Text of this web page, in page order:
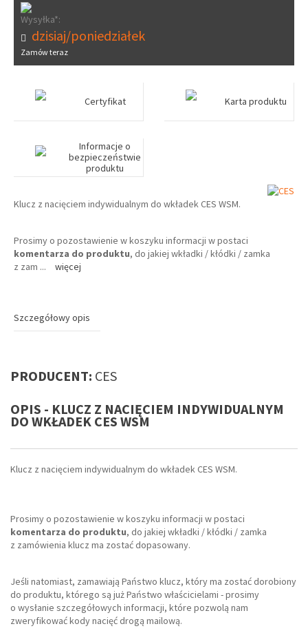
Wysyłka*:
dzisiaj/poniedziałek
Zamów teraz
Certyfikat Karta produktu
Informacje o
bezpieczeństwie
produktu
Klucz z nacięciem indywidualnym do wkładek CES WSM.
Prosimy o pozostawienie w koszyku informacji w postaci
komentarza do produktu, do jakiej wkładki / kłódki / zamka
z zam ... więcej
Szczegółowy opis
PRODUCENT: CES
OPIS - KLUCZ Z NACIĘCIEM INDYWIDUALNYM
DO WKŁADEK CES WSM
Klucz z nacięciem indywidualnym do wkładek CES WSM.
Prosimy o pozostawienie w koszyku informacji w postaci
komentarza do produktu, do jakiej wkładki / kłódki / zamka
z zamówienia klucz ma zostać dopasowany.
Jeśli natomiast, zamawiają Państwo klucz, który ma zostać dorobiony
do produktu, którego są już Państwo właścicielami - prosimy
o wysłanie szczegółowych informacji, które pozwolą nam
zweryfikować kody nacięć drogą mailową.